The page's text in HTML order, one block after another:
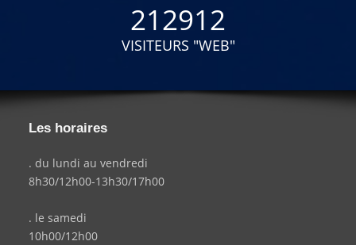
212912
VISITEURS "WEB"
Les horaires
. du lundi au vendredi
8h30/12h00-13h30/17h00
. le samedi
10h00/12h00